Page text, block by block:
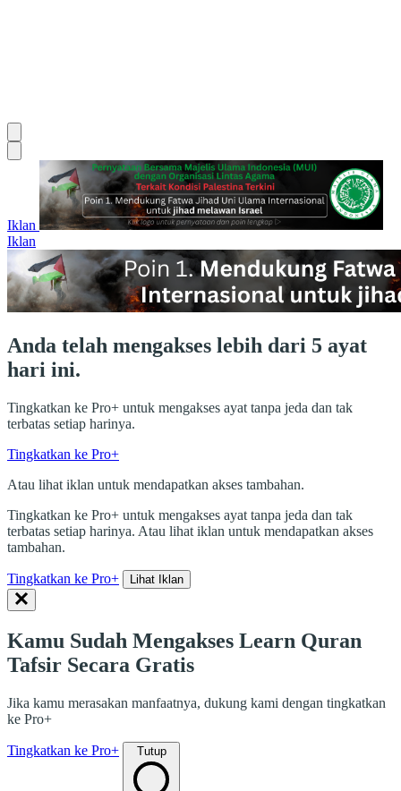
Iklan
Iklan
Anda telah mengakses lebih dari 5 ayat
hari ini.
Tingkatkan ke Pro+ untuk mengakses ayat tanpa jeda dan tak
terbatas setiap harinya.
Tingkatkan ke Pro+
Atau lihat iklan untuk mendapatkan akses tambahan.
Tingkatkan ke Pro+ untuk mengakses ayat tanpa jeda dan tak
terbatas setiap harinya. Atau lihat iklan untuk mendapatkan akses
tambahan.
Tingkatkan ke Pro+ Lihat Iklan
Kamu Sudah Mengakses Learn Quran
Tafsir Secara Gratis
Jika kamu merasakan manfaatnya, dukung kami dengan tingkatkan
ke Pro+
Tingkatkan ke Pro+ Tutup